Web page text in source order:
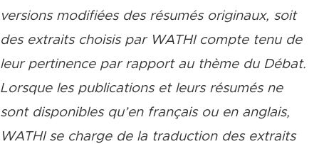
versions modifiées des résumés originaux, soit
des extraits choisis par WATHI compte tenu de
leur pertinence par rapport au thème du Débat.
Lorsque les publications et leurs résumés ne
sont disponibles qu’en français ou en anglais,
WATHI se charge de la traduction des extraits